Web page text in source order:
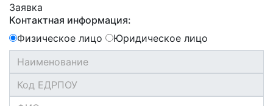
Заявка
Контактная информация:
Физическое лицо
Юридическое лицо